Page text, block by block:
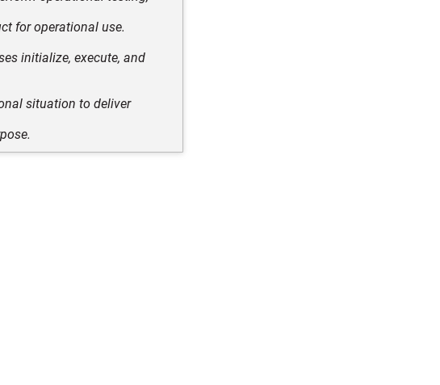
for operational use.
initialize, execute, and
situation to deliver